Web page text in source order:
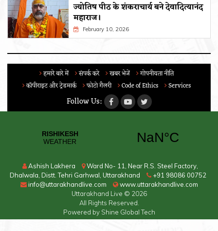
ज्योतिष पीठ के शंकराचार्य बने देवादित्यानंद
महाराज।
February 10, 2026
हमारे बारे में संपर्क करे खबर भेजें
गोपनीयता नीति
कॉपीराइट और ट्रेडमार्क
फोटो गैलरी Code of Ethics Services
Follow Us:
Ashish Lakhera
Ward No- 11, Near R.S. Steel Factory,
Dhalwala, Distt. Tehri Garhwal, Uttarakhand
+91 98086 00752
info@uttarakhandlive.com
www.uttarakhandlive.com
Uttarakhand Live © 2026
All Rights Reserved.
Powered by Shine Global Tech